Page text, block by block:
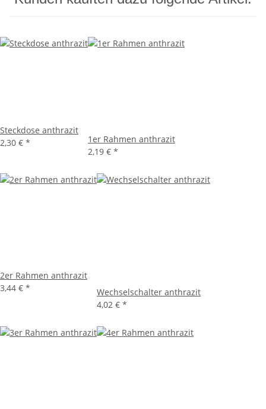
Steckdose anthrazit
2,30 € *
1er Rahmen anthrazit
2,19 € *
2er Rahmen anthrazit
3,44 € *
Wechselschalter anthrazit
4,02 € *